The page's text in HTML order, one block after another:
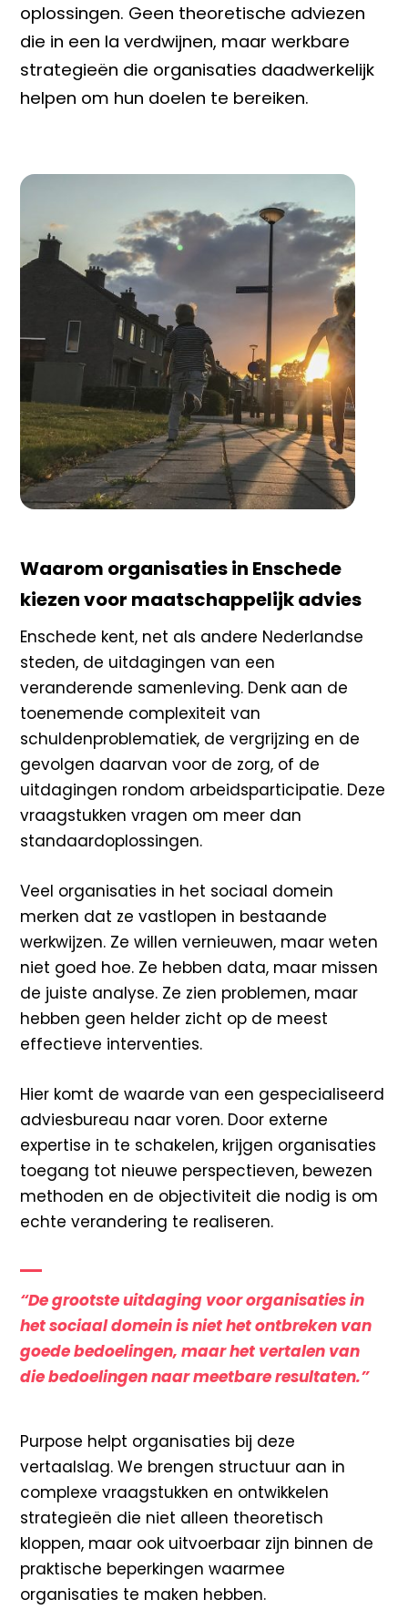
oplossingen. Geen theoretische adviezen
die in een la verdwijnen, maar werkbare
strategieën die organisaties daadwerkelijk
helpen om hun doelen te bereiken.
Waarom organisaties in Enschede
kiezen voor maatschappelijk advies
Enschede kent, net als andere Nederlandse
steden, de uitdagingen van een
veranderende samenleving. Denk aan de
toenemende complexiteit van
schuldenproblematiek, de vergrijzing en de
gevolgen daarvan voor de zorg, of de
uitdagingen rondom arbeidsparticipatie. Deze
vraagstukken vragen om meer dan
standaardoplossingen.
Veel organisaties in het sociaal domein
merken dat ze vastlopen in bestaande
werkwijzen. Ze willen vernieuwen, maar weten
niet goed hoe. Ze hebben data, maar missen
de juiste analyse. Ze zien problemen, maar
hebben geen helder zicht op de meest
effectieve interventies.
Hier komt de waarde van een gespecialiseerd
adviesbureau naar voren. Door externe
expertise in te schakelen, krijgen organisaties
toegang tot nieuwe perspectieven, bewezen
methoden en de objectiviteit die nodig is om
echte verandering te realiseren.
“De grootste uitdaging voor organisaties in
het sociaal domein is niet het ontbreken van
goede bedoelingen, maar het vertalen van
die bedoelingen naar meetbare resultaten.”
Purpose helpt organisaties bij deze
vertaalslag. We brengen structuur aan in
complexe vraagstukken en ontwikkelen
strategieën die niet alleen theoretisch
kloppen, maar ook uitvoerbaar zijn binnen de
praktische beperkingen waarmee
organisaties te maken hebben.